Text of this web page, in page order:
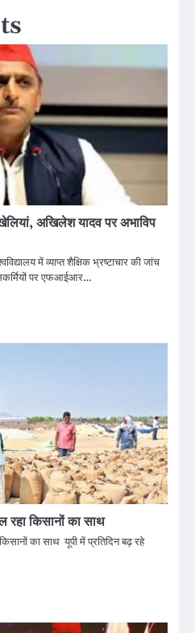
अखिलेश यादव पर अभाविप
में व्याप्त शैक्षिक भ्रष्टाचार की जांच
पर एफआईआर…
रहा किसानों का साथ
का साथ यूपी में प्रतिदिन बढ़ रहे